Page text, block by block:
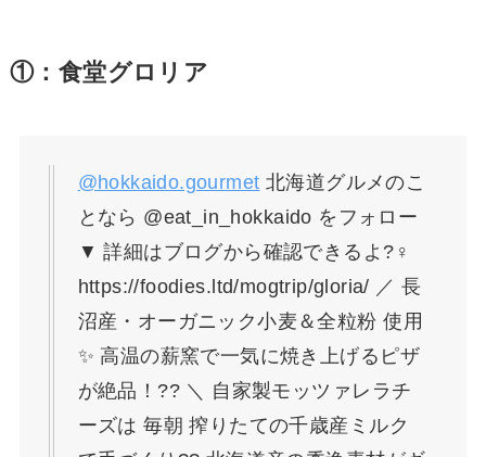
①：食堂グロリア
@hokkaido.gourmet 北海道グルメのこ
となら @eat_in_hokkaido をフォロー
▼ 詳細はブログから確認できるよ?‍♀️
https://foodies.ltd/mogtrip/gloria/ ／ 長
沼産・オーガニック小麦＆全粒粉 使用
✨ 高温の薪窯で一気に焼き上げるピザ
が絶品！?? ＼ 自家製モッツァレラチ
ーズは 毎朝 搾りたての千歳産ミルク